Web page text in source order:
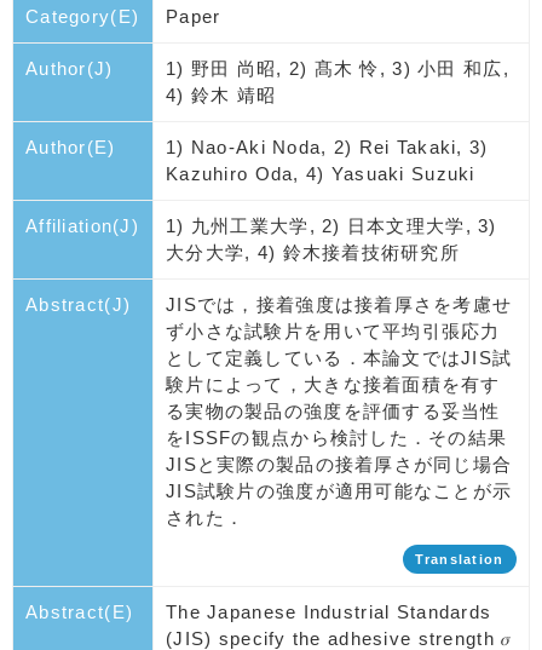
Category(E) Paper
Author(J)
1) 野田 尚昭, 2) 髙木 怜, 3) 小田 和広,
4) 鈴木 靖昭
Author(E)
1) Nao-Aki Noda, 2) Rei Takaki, 3)
Kazuhiro Oda, 4) Yasuaki Suzuki
Affiliation(J)
1) 九州工業大学, 2) 日本文理大学, 3)
大分大学, 4) 鈴木接着技術研究所
Abstract(J)
JISでは，接着強度は接着厚さを考慮せ
ず小さな試験片を用いて平均引張応力
として定義している．本論文ではJIS試
験片によって，大きな接着面積を有す
る実物の製品の強度を評価する妥当性
をISSFの観点から検討した．その結果
JISと実際の製品の接着厚さが同じ場合
JIS試験片の強度が適用可能なことが示
された．
Translation
Abstract(E)
The Japanese Industrial Standards
(JIS) specify the adhesive strength 𝜎